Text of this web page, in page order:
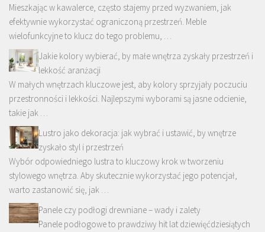
Mieszkając w kawalerce, często stajemy przed wyzwaniem, jak
efektywnie wykorzystać ograniczoną przestrzeń. Meble
wielofunkcyjne to klucz do tego problemu, …
Jakie kolory wybierać, by małe wnętrza zyskały przestrzeń i
lekkość aranżacji
W małych wnętrzach kluczowe jest, aby kolory sprzyjały poczuciu
przestronności i lekkości. Najlepszymi wyborami są jasne odcienie,
takie jak …
Lustro jako dekoracja: jak wybrać i ustawić, by wnętrze
zyskało styl i przestrzeń
Wybór odpowiedniego lustra to kluczowy krok w tworzeniu
stylowego wnętrza. Aby skutecznie wykorzystać jego potencjał,
warto zastanowić się, jak …
Panele czy podłogi drewniane – wady i zalety
Panele podłogowe to prawdziwy hit lat dziewięćdziesiątych